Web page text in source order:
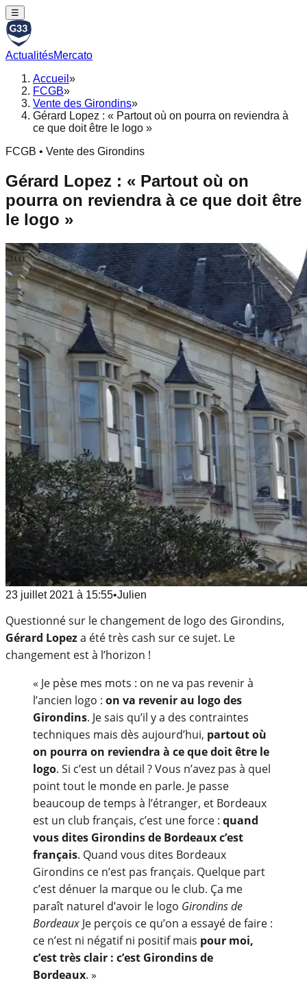
☰
ActualitésMercato
Accueil »
FCGB»
Vente des Girondins»
Gérard Lopez : « Partout où on pourra on reviendra à
ce que doit être le logo »
FCGB • Vente des Girondins
Gérard Lopez : « Partout où on
pourra on reviendra à ce que doit être
le logo »
23 juillet 2021 à 15:55•Julien
Questionné sur le changement de logo des Girondins,
Gérard Lopeza été très cash sur ce sujet. Le
changement est à l’horizon !
« Je pèse mes mots : on ne va pas revenir à
l’ancien logo : on va revenir au logo des
Girondins. Je sais qu’il y a des contraintes
techniques mais dès aujourd’hui, partout où
on pourra on reviendra à ce que doit être le
logo. Si c’est un détail ? Vous n’avez pas à quel
point tout le monde en parle. Je passe
beaucoup de temps à l’étranger, et Bordeaux
est un club français, c’est une force : quand
vous dites Girondins de Bordeaux c’est
français. Quand vous dites Bordeaux
Girondins ce n’est pas français. Quelque part
c’est dénuer la marque ou le club. Ça me
paraît naturel d’avoir le logo Girondins de
Bordeaux Je perçois ce qu’on a essayé de faire :
ce n’est ni négatif ni positif mais pour moi,
c’est très clair : c’est Girondins de
Bordeaux. »